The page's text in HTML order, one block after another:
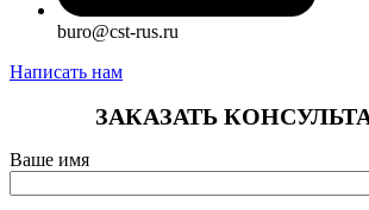
buro@cst-rus.ru
Написать нам
ЗАКАЗАТЬ
Ваше имя